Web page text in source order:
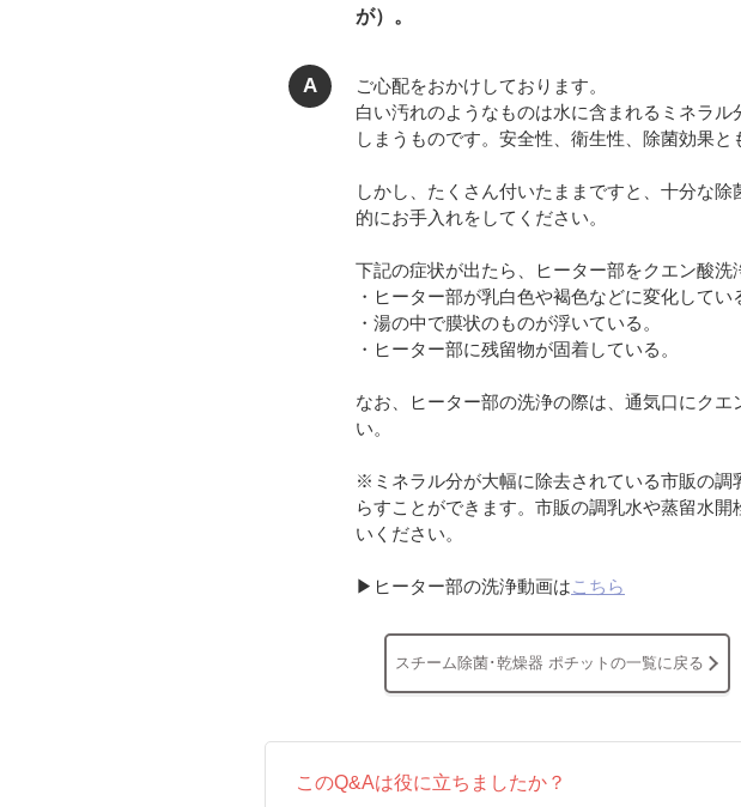
が）。
A
ご心配をおかけしております。
白い汚れのようなものは水に含まれるミネラ
しまうものです。安全性、衛生性、除菌効果と
しかし、たくさん付いたままですと、十分な
的にお手入れをしてください。
下記の症状が出たら、ヒーター部をクエン酸洗
・ヒーター部が乳白色や褐色などに変化してい
・湯の中で膜状のものが浮いている。
・ヒーター部に残留物が固着している。
なお、ヒーター部の洗浄の際は、通気口にク
い。
※ミネラル分が大幅に除去されている市販の
らすことができます。市販の調乳水や蒸留水
いください。
▶ヒーター部の洗浄動画はこちら
スチーム除菌･乾燥器 ポチットの一覧に戻る
このQ&Aは役に立ちましたか？